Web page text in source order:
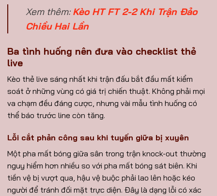
Xem thêm: Kèo HT FT 2-2 Khi Trận Đảo
Chiều Hai Lần
Ba tình huống nên đưa vào checklist thẻ
live
Kèo thẻ live sáng nhất khi trận đấu bắt đầu mất kiểm
soát ở những vùng có giá trị chiến thuật. Không phải mọi
va chạm đều đáng cược, nhưng vài mẫu tình huống có
thể báo trước line còn tăng.
Lỗi cắt phản công sau khi tuyến giữa bị xuyên
Một pha mất bóng giữa sân trong trận knock-out thường
nguy hiểm hơn nhiều so với pha mất bóng sát biên. Khi
tiền vệ bị vượt qua, hậu vệ buộc phải lao lên hoặc kéo
người để tránh đối mặt trực diện. Đây là dạng lỗi có xác